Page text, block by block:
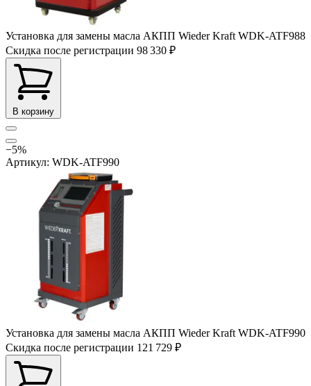
Установка для замены масла АКПП Wieder Kraft WDK-ATF988
Скидка после регистрации 98 330 ₽
В корзину
−5%
Артикул: WDK-ATF990
Установка для замены масла АКПП Wieder Kraft WDK-ATF990
Скидка после регистрации 121 729 ₽